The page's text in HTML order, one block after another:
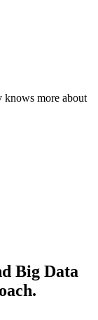
knows more about
Big Data